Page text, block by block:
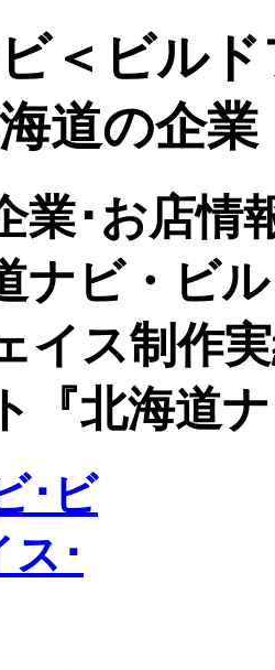
＜ビル
道の企業
業･お店情
ナビ・ビ
イス制作
『北海道